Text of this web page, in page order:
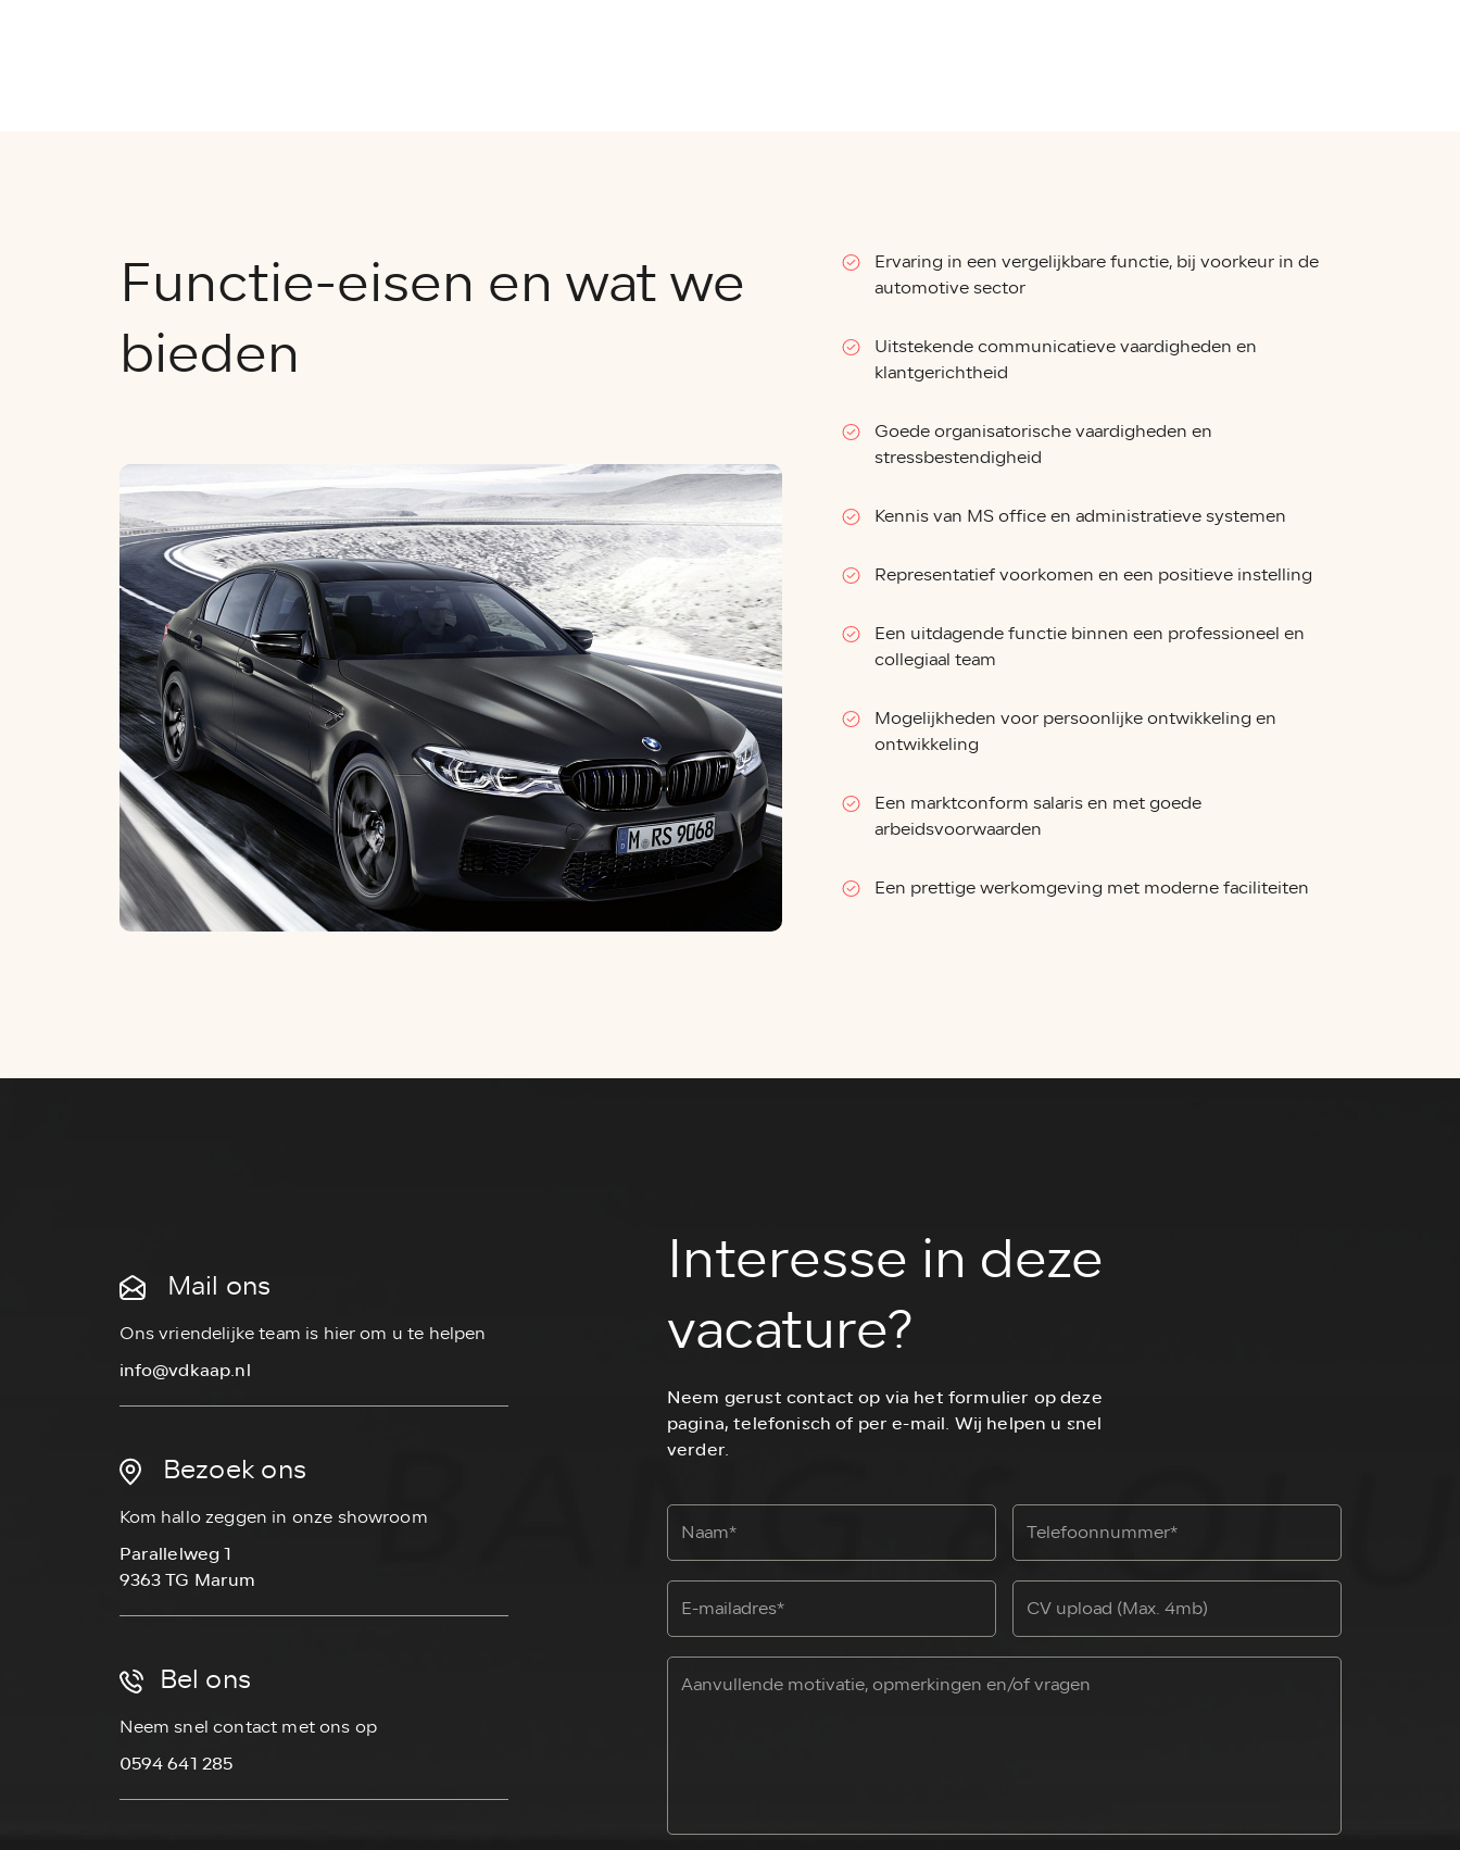
Functie-eisen en wat we
bieden
Ervaring in een vergelijkbare functie, bij voorkeur in de
automotive sector
Uitstekende communicatieve vaardigheden en
klantgerichtheid
Goede organisatorische vaardigheden en
stressbestendigheid
Kennis van MS office en administratieve systemen
Representatief voorkomen en een positieve instelling
Een uitdagende functie binnen een professioneel en
collegiaal team
Mogelijkheden voor persoonlijke ontwikkeling en
ontwikkeling
Een marktconform salaris en met goede
arbeidsvoorwaarden
Een prettige werkomgeving met moderne faciliteiten
Mail ons
Ons vriendelijke team is hier om u te helpen
info@vdkaap.nl
Bezoek ons
Kom hallo zeggen in onze showroom
Parallelweg 1
9363 TG Marum
Bel ons
Neem snel contact met ons op
0594 641 285
Interesse in deze
vacature?
Neem gerust contact op via het formulier op deze
pagina, telefonisch of per e-mail. Wij helpen u snel
verder.
CV upload (Max. 4mb)